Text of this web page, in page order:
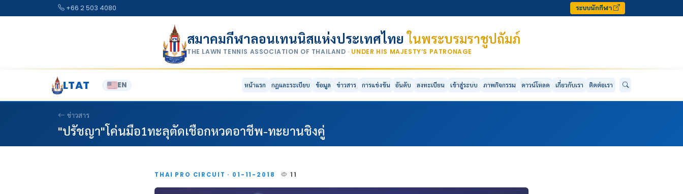
+66 2 503 4080 ระบบนักกีฬา
สมาคมกีฬาลอนเทนนิสแห่งประเทศไทยในพระบรมราชูปถัมภ์
THE LAWN TENNIS ASSOCIATION OF THAILAND · UNDER HIS MAJESTY’S PATRONAGE
LTAT EN หน้าแรก กฎและระเบียบ ข้อมูล ข่าวสาร การแข่งขัน อันดับ ลงทะเบียน เข้าสู่ระบบ ภาพกิจกรรม ดาวน์โหลด เกี่ยวกับเรา ติดต่อเรา
ข่าวสาร
"ปรัชญา"โค่นมือ1ทะลุตัดเชือกหวดอาชีพ-ทะยานชิงคู่
THAI PRO CIRCUIT · 01-11-2018 11